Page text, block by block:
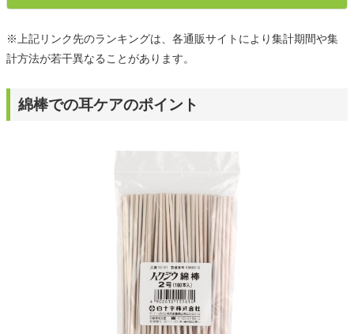
※上記リンク先のランキングは、各通販サイトにより集計期間や集
計方法が若干異なることがあります。
綿棒での耳ケアのポイント